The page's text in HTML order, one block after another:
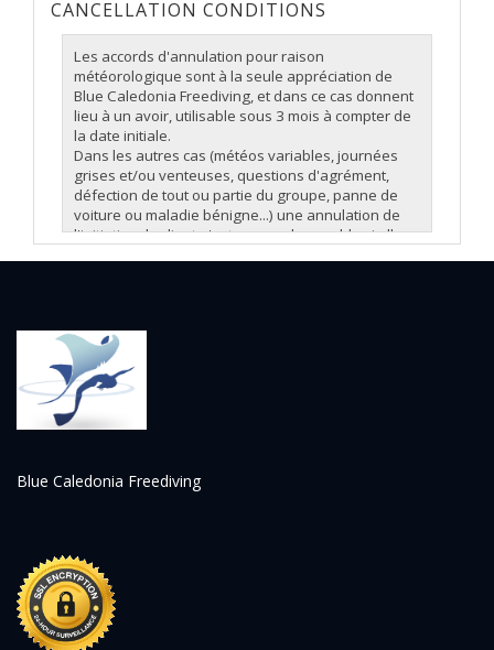
CANCELLATION CONDITIONS
Les accords d'annulation pour raison
météorologique sont à la seule appréciation de
Blue Caledonia Freediving, et dans ce cas donnent
lieu à un avoir, utilisable sous 3 mois à compter de
la date initiale.
Dans les autres cas (météos variables, journées
grises et/ou venteuses, questions d'agrément,
défection de tout ou partie du groupe, panne de
voiture ou maladie bénigne...) une annulation de
l'initiative du client n'est pas remboursable si elle
Blue Caledonia Freediving